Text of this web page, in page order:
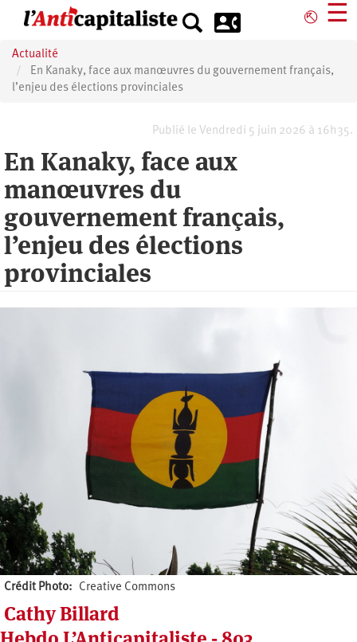
principal
⎋ ☰
Actualité
En Kanaky, face aux manœuvres du gouvernement français,
l’enjeu des élections provinciales
Publié le Vendredi 5 juin 2026 à 16h35.
En Kanaky, face aux
manœuvres du
gouvernement français,
l’enjeu des élections
provinciales
Crédit Photo Creative Commons
Cathy Billard